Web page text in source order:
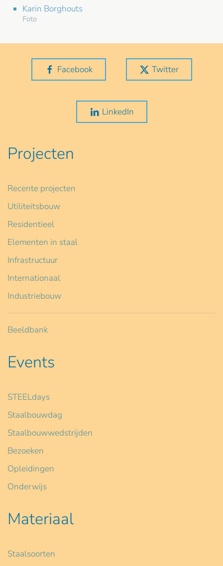
Karin Borghouts
Foto
Facebook Twitter
LinkedIn
Projecten
Recente projecten
Utiliteitsbouw
Residentieel
Elementen in staal
Infrastructuur
Internationaal
Industriebouw
Beeldbank
Events
STEELdays
Staalbouwdag
Staalbouwwedstrijden
Bezoeken
Opleidingen
Onderwijs
Materiaal
Staalsoorten